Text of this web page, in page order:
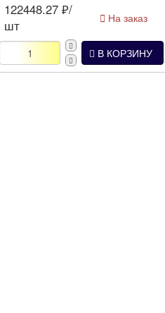
122448.27 ₽/
шт
На заказ
В КОРЗИНУ